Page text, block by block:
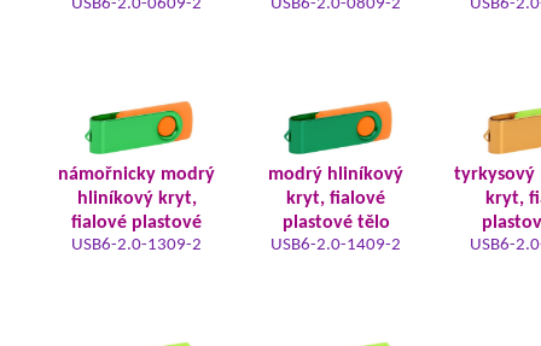
USB6-2.0-0609-2 USB6-2.0-0809-2 USB6-
námořnicky modrý
hliníkový kryt,
fialové plastové
USB6-2.0-1309-2
modrý hliníkový
kryt, fialové
plastové tělo
USB6-2.0-1409-2
tyrkysový
kryt,
USB6-